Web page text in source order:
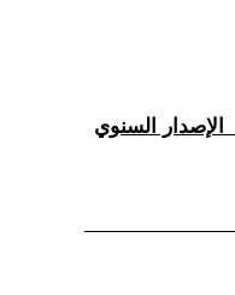
الإصدار السنوي